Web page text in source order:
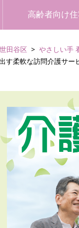
高齢者向け
世田谷区 やさしい手
す柔軟な訪問介護サー